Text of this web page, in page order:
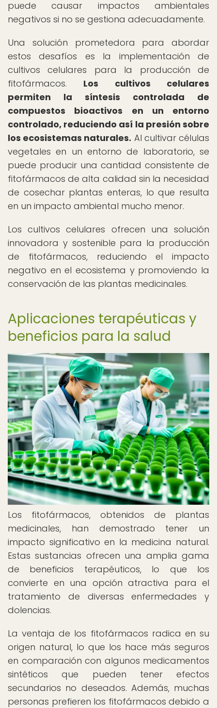
puede causar impactos ambientales
negativos si no se gestiona adecuadamente.
Una solución prometedora para abordar
estos desafíos es la implementación de
cultivos celulares para la producción de
fitofármacos. Los cultivos celulares
permiten la síntesis controlada de
compuestos bioactivos en un entorno
controlado, reduciendo así la presión sobre
los ecosistemas naturales. Al cultivar células
vegetales en un entorno de laboratorio, se
puede producir una cantidad consistente de
fitofármacos de alta calidad sin la necesidad
de cosechar plantas enteras, lo que resulta
en un impacto ambiental mucho menor.
Los cultivos celulares ofrecen una solución
innovadora y sostenible para la producción
de fitofármacos, reduciendo el impacto
negativo en el ecosistema y promoviendo la
conservación de las plantas medicinales.
Aplicaciones terapéuticas y
beneficios para la salud
Los fitofármacos, obtenidos de plantas
medicinales, han demostrado tener un
impacto significativo en la medicina natural.
Estas sustancias ofrecen una amplia gama
de beneficios terapéuticos, lo que los
convierte en una opción atractiva para el
tratamiento de diversas enfermedades y
dolencias.
La ventaja de los fitofármacos radica en su
origen natural, lo que los hace más seguros
en comparación con algunos medicamentos
sintéticos que pueden tener efectos
secundarios no deseados. Además, muchas
personas prefieren los fitofármacos debido a